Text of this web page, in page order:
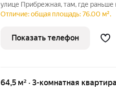
улице Прибрежная, там, где раньше
«Беринг», организовано
множества
Отличие: общая площадь: 76.00 м².
Показать телефон
64,5 м² · 3-комнатная